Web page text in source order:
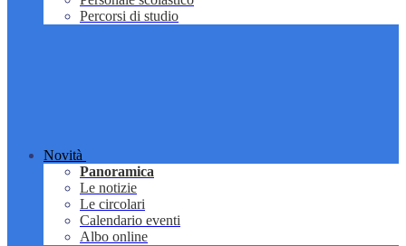
Percorsi di studio
Novità
Panoramica
Le notizie
Le circolari
Calendario eventi
Albo online